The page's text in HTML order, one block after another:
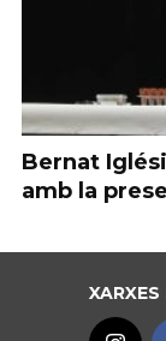
Bernat
amb la